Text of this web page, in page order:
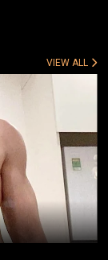
VIEW ALL